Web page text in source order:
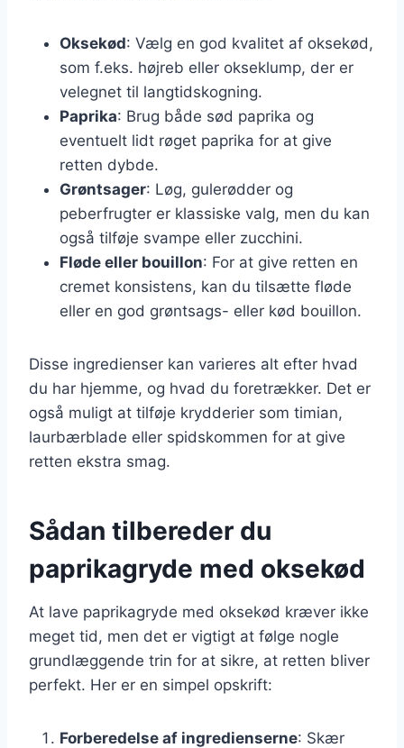
Oksekød: Vælg en god kvalitet af oksekød,
som f.eks. højreb eller okseklump, der er
velegnet til langtidskogning.
Paprika: Brug både sød paprika og
eventuelt lidt røget paprika for at give
retten dybde.
Grøntsager: Løg, gulerødder og
peberfrugter er klassiske valg, men du kan
også tilføje svampe eller zucchini.
Fløde eller bouillon: For at give retten en
cremet konsistens, kan du tilsætte fløde
eller en god grøntsags- eller kød bouillon.
Disse ingredienser kan varieres alt efter hvad
du har hjemme, og hvad du foretrækker. Det er
også muligt at tilføje krydderier som timian,
laurbærblade eller spidskommen for at give
retten ekstra smag.
Sådan tilbereder du
paprikagryde med oksekød
At lave paprikagryde med oksekød kræver ikke
meget tid, men det er vigtigt at følge nogle
grundlæggende trin for at sikre, at retten bliver
perfekt. Her er en simpel opskrift:
Forberedelse af ingredienserne: Skær